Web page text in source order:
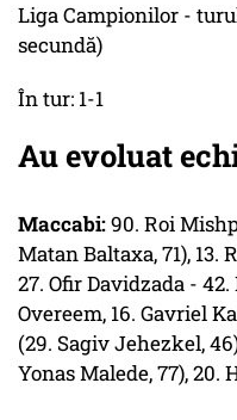
Liga Campionilor -
secundă)
În tur: 1-1
Au evoluat
Maccabi:90. Roi
Matan Baltaxa, 71), 13.
27. Ofir Davidzada -
Overeem, 16. Gavriel
(29. Sagiv Jehezkel,
Yonas Malede, 77), 20.